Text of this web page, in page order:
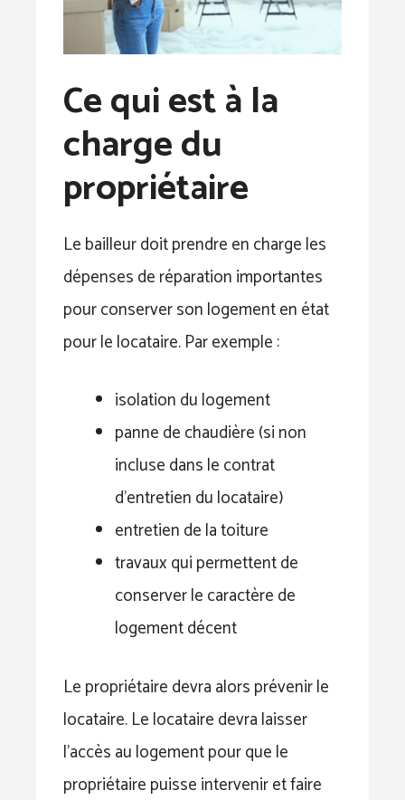
Ce qui est à la
charge du
propriétaire
Le bailleur doit prendre en charge les
dépenses de réparation importantes
pour conserver son logement en état
pour le locataire. Par exemple :
isolation du logement
panne de chaudière (si non
incluse dans le contrat
d’entretien du locataire)
entretien de la toiture
travaux qui permettent de
conserver le caractère de
logement décent
Le propriétaire devra alors prévenir le
locataire. Le locataire devra laisser
l’accès au logement pour que le
propriétaire puisse intervenir et faire